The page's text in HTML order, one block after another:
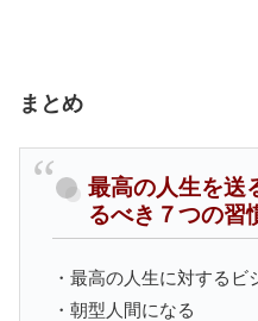
まとめ
最高の人生を送
るべき７つの習
・最高の人生に対するビ
・朝型人間になる